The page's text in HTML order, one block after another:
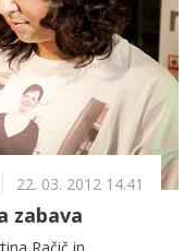
22. 03. 2012 14.41
zabava